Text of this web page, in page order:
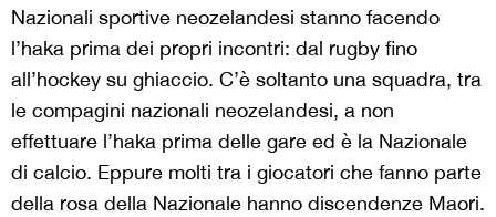
Nazionali sportive neozelandesi stanno facendo
l’haka prima dei propri incontri: dal rugby fino
all’hockey su ghiaccio. C’è soltanto una squadra, tra
le compagini nazionali neozelandesi, a non
effettuare l’haka prima delle gare ed è la Nazionale
di calcio. Eppure molti tra i giocatori che fanno parte
della rosa della Nazionale hanno discendenze Maori.